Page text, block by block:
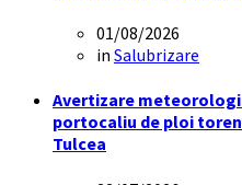
01/08/2026
in Salubrizare
Avertizare
portocaliu de ploi
Tulcea